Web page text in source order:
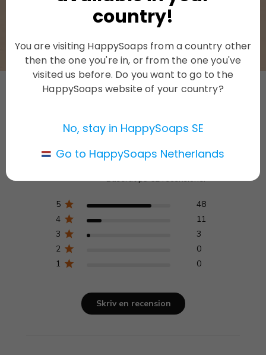
SE ALLA INGREDIENSER
Kundrecensioner
4.7 Baserat på 62 recensioner
5
48
4
11
3
3
2
0
1
0
Skriv en recension
country!
You are visiting HappySoaps from a country other
then the one you're in, or from the one you've
visited us before. Do you want to go to the
HappySoaps website of your country?
No, stay in HappySoaps SE
Go to HappySoaps Netherlands